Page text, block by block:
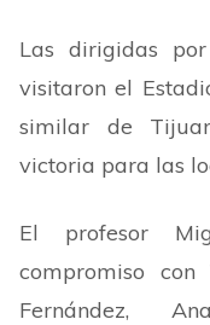
Las dirigidas
visitaron el
similar de
victoria para las
El profesor
compromiso con
Fernández,